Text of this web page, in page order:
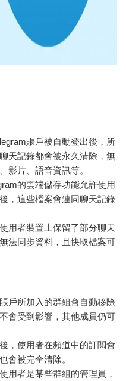
賬戶被自動登出後，所
天記錄都會被永久清除，無
影片、語音資訊等。
的雲端儲存功能允許使用
，這些檔案會連同聊天記錄
使用者裝置上保留了部分聊天
法同步資料，且快取檔案可
戶所加入的群組會自動移除
會受到影響，其他成員仍可
，使用者在頻道中的訂閱會
會被完全清除。
用者是某些群組的管理員，